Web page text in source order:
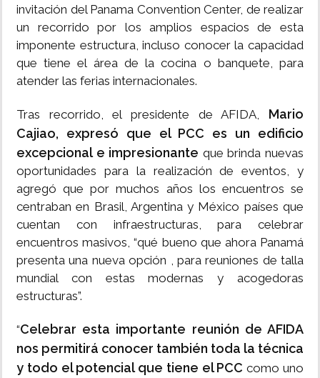
invitación del Panama Convention Center, de realizar
un recorrido por los amplios espacios de esta
imponente estructura, incluso conocer la capacidad
que tiene el área de la cocina o banquete, para
atender las ferias internacionales.
Tras recorrido, el presidente de AFIDA, Mario
Cajiao, expresó que el PCC es un edificio
excepcional e impresionante que brinda nuevas
oportunidades para la realización de eventos, y
agregó que por muchos años los encuentros se
centraban en Brasil, Argentina y México países que
cuentan con infraestructuras, para celebrar
encuentros masivos, “qué bueno que ahora Panamá
presenta una nueva opción , para reuniones de talla
mundial con estas modernas y acogedoras
estructuras”.
“Celebrar esta importante reunión de AFIDA
nos permitirá conocer también toda la técnica
y todo el potencial que tiene el PCC como uno